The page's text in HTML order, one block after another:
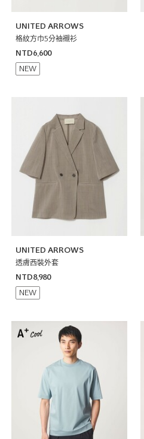
UNITED ARROWS
格紋方巾5分袖襯衫
NTD6,600
NEW
UNITED ARROWS
透膚西裝外套
NTD8,980
NEW